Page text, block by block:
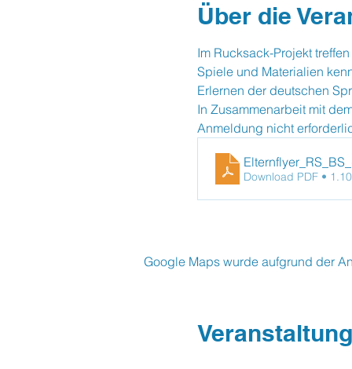
Über die
Im Rucksack-Projekt
Spiele und Materialien
Erlernen der deutschen
In Zusammenarbeit mit
Anmeldung nicht
Download PDF •
Google Maps wurde aufgrund der